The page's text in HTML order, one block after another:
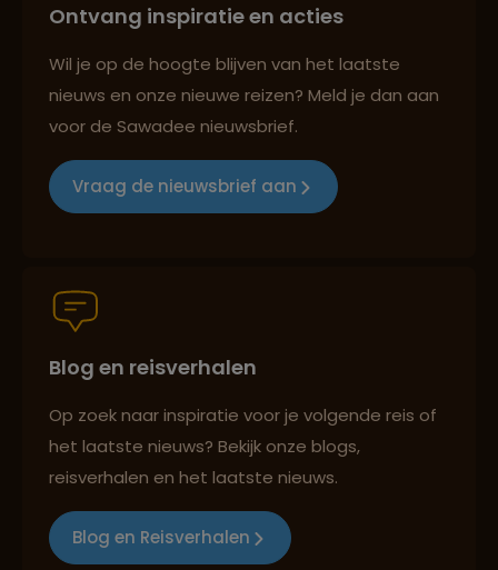
Groepsreizen mét indivuele vrijheid
Best beoordeelde reisroutes
Reizen met oog voor mens, cultuur en milieu
Ontvang inspiratie en acties
Wil je op de hoogte blijven van het laatste
nieuws en onze nieuwe reizen? Meld je dan aan
voor de Sawadee nieuwsbrief.
Vraag de nieuwsbrief aan
Blog en reisverhalen
Op zoek naar inspiratie voor je volgende reis of
het laatste nieuws? Bekijk onze blogs,
reisverhalen en het laatste nieuws.
Blog en Reisverhalen